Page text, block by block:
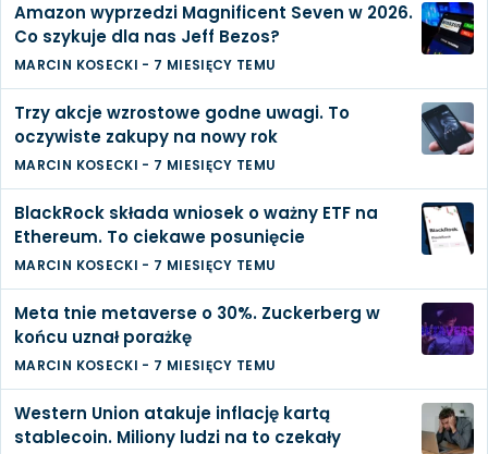
Amazon wyprzedzi Magnificent Seven w 2026.
Co szykuje dla nas Jeff Bezos?
MARCIN KOSECKI - 7 MIESIĘCY TEMU
Trzy akcje wzrostowe godne uwagi. To
oczywiste zakupy na nowy rok
MARCIN KOSECKI - 7 MIESIĘCY TEMU
BlackRock składa wniosek o ważny ETF na
Ethereum. To ciekawe posunięcie
MARCIN KOSECKI - 7 MIESIĘCY TEMU
Meta tnie metaverse o 30%. Zuckerberg w
końcu uznał porażkę
MARCIN KOSECKI - 7 MIESIĘCY TEMU
Western Union atakuje inflację kartą
stablecoin. Miliony ludzi na to czekały